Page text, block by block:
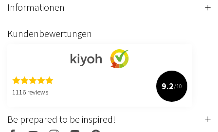
Informationen
Kundenbewertungen
1116 reviews
9.2/10
Be prepared to be inspired!